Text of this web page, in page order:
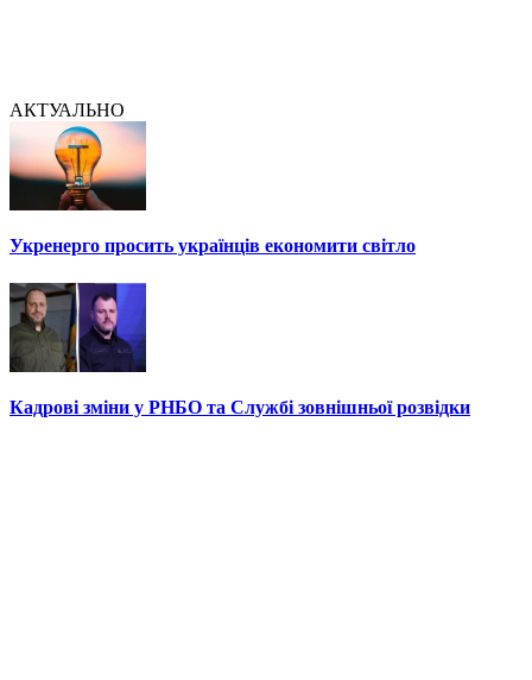
АКТУАЛЬНО
Укренерго просить українців економити світло
Кадрові зміни у РНБО та Службі зовнішньої розвідки